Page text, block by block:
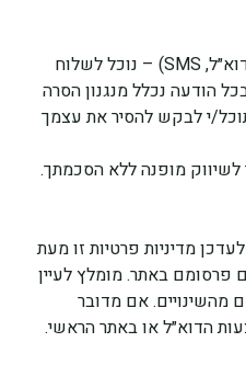
אם נתת הסכמה לקבלת דיוור (דוא״ל, SMS) – נוכל לשלוח
הודעה נכלל מנגנון הסרה
י לבקש להסיר את עצמך
מופנה ללא הסכמתך.
מדיניות פרטיות זו מעת
פרסומם באתר. מומלץ לעיין
מהשינויים. אם מדובר
הדוא״ל או באתר הראשי.